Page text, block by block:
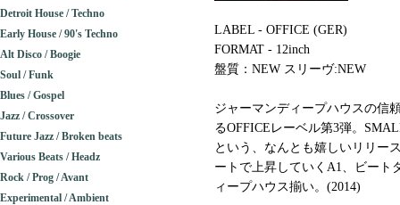
LABEL - OFFICE (GER)
FORMAT - 12inch
盤質：NEW スリーヴ:NEW
ジャーマンディープハウスの信
るOFFICEレーベル第3弾。
という、なんとも嬉しいリリー
ートで上昇していくA1、ビート
ィープハウス揃い。(2014)
Detroit House / Techno
Early House / 90's Techno
Alt Disco / Boogie
Soul / Funk
Blues / Gospel
Jazz / Crossover
Future Jazz / Broken beats
Various Beats / Headz
Rock / Prog / Avant
Experimental / Ambient